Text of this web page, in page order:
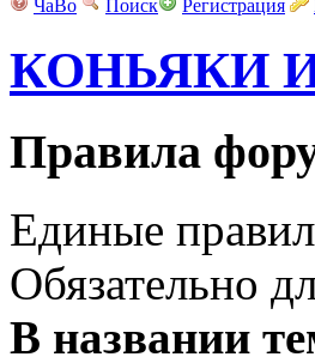
ЧаВо Поиск Регистрация
КОНЬЯКИ И
Правила
Единые
Обязательно
В названии